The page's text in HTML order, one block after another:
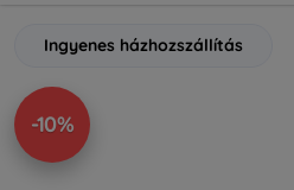
Ingyenes házhozszállítás
-10%